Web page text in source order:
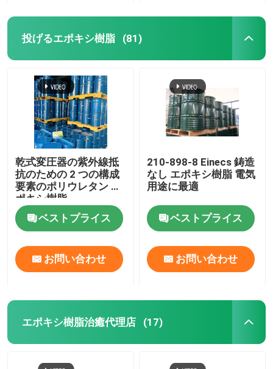
投げるエポキシ樹脂 (81)
乾式変圧器の紫外線抵
抗のための 2 つの構成
要素のポリウレタン エ
ポキシ樹脂
ベストプライス
お問い合わせ
210-898-8 Einecs 鋳造
なし エポキシ樹脂 電気
用途に最適
ベストプライス
お問い合わせ
エポキシ樹脂治癒代理店 (17)